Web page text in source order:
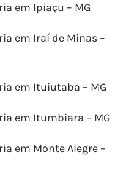
em Ipiaçu – MG
em Iraí de Minas –
em Ituiutaba – MG
em Itumbiara – MG
em Monte Alegre –